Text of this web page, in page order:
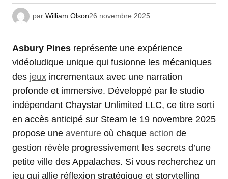
par William Olson26 novembre 2025
Asbury Pines représente une expérience
vidéoludique unique qui fusionne les mécaniques
des jeux incrementaux avec une narration
profonde et immersive. Développé par le studio
indépendant Chaystar Unlimited LLC, ce titre sorti
en accès anticipé sur Steam le 19 novembre 2025
propose une aventure où chaque action de
gestion révèle progressivement les secrets d’une
petite ville des Appalaches. Si vous recherchez un
jeu qui allie réflexion stratégique et storytelling